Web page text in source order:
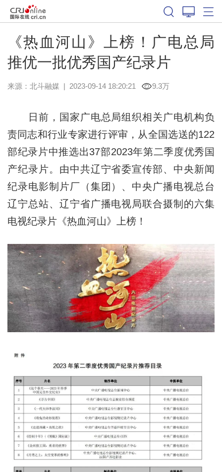
《热血河山》上榜！广电总局
推优一批优秀国产纪录片
来源： 北斗融媒 | 2023-09-14 18:20:21 9.3万
日前，国家广电总局组织相关广电机构负
责同志和行业专家进行评审，从全国选送的122
部纪录片中推选出37部2023年第二季度优秀国
产纪录片。由中共辽宁省委宣传部、中央新闻
纪录电影制片厂（集团）、中央广播电视总台
辽宁总站、辽宁省广播电视局联合摄制的六集
电视纪录片《热血河山》上榜！